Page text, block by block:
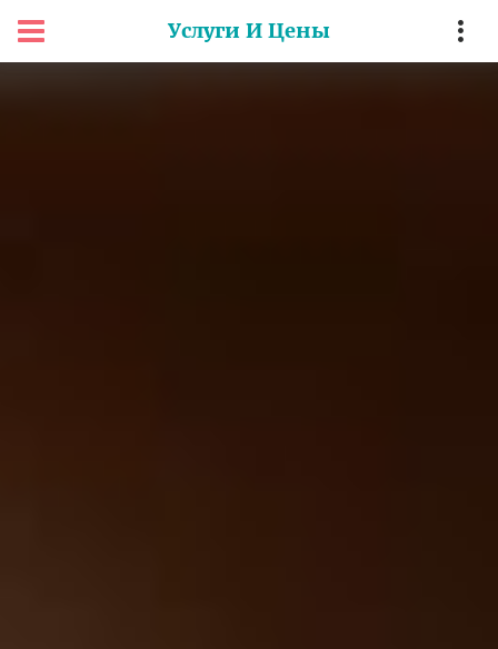
Услуги И Цены